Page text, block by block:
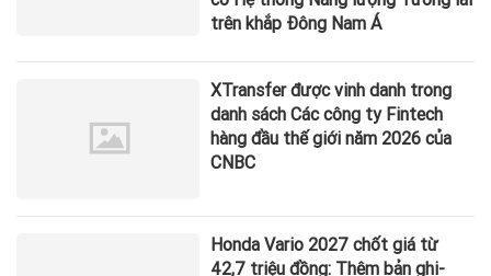
trên khắp Đông Nam Á
XTransfer được vinh danh trong
danh sách Các công ty Fintech
hàng đầu thế giới năm 2026 của
CNBC
Honda Vario 2027 chốt giá từ
42,7 triệu đồng: Thêm bản ghi-